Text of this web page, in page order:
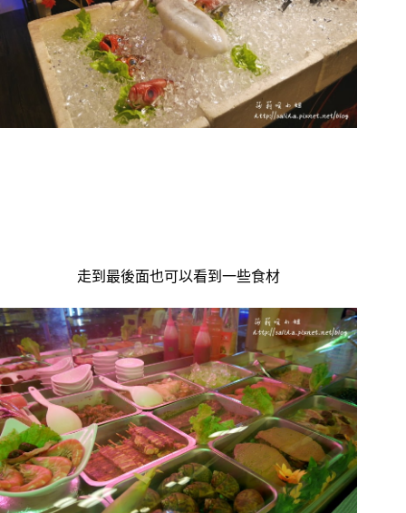
走到最後面也可以看到一些食材